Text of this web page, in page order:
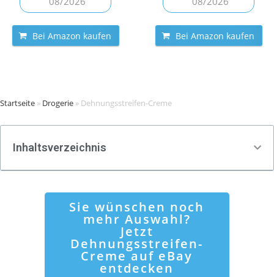
Bei Amazon kaufen Bei Amazon kaufen
Startseite » Drogerie » Dehnungsstreifen-Creme
Inhaltsverzeichnis
Sie wünschen noch
mehr Auswahl?
Jetzt
Dehnungsstreifen-
Creme auf eBay
entdecken